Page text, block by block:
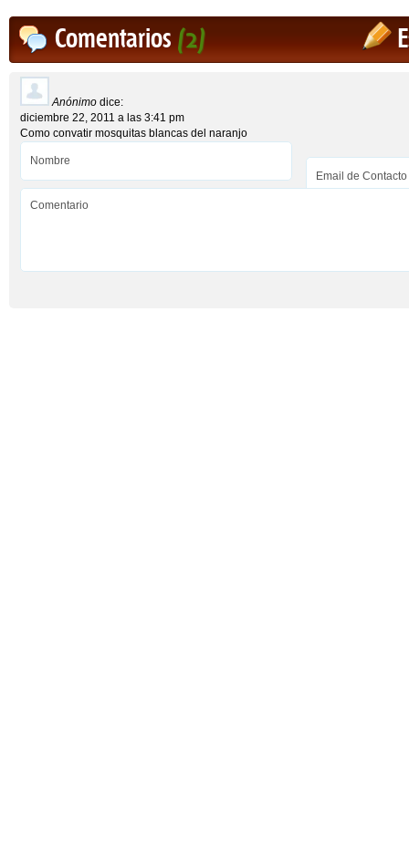
Comentarios(2)
Anónimo dice:
diciembre 22, 2011 a las 3:41 pm
Como convatir mosquitas blancas del naranjo